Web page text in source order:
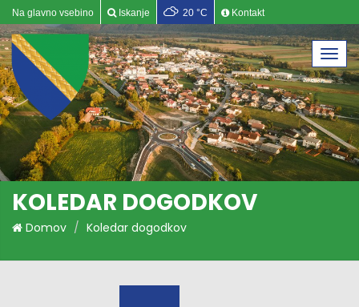
Na glavno vsebino Iskanje 20 °C Kontakt
KOLEDAR DOGODKOV
Domov Koledar dogodkov